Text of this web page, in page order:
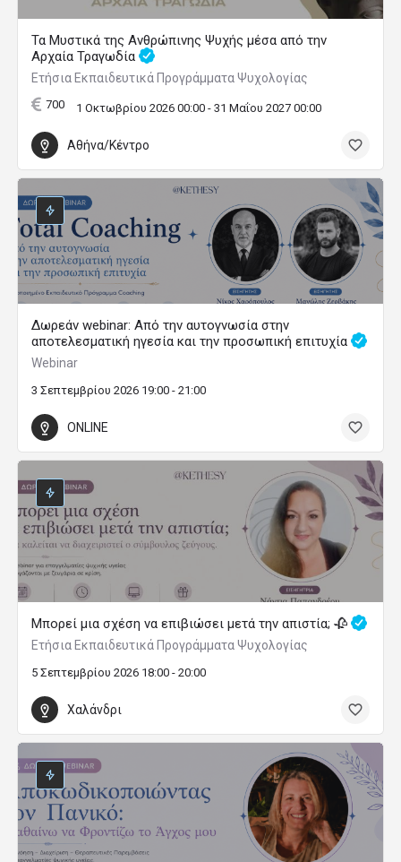
Τα Μυστικά της Ανθρώπινης Ψυχής μέσα από την
Αρχαία Τραγωδία
Ετήσια Εκπαιδευτικά Προγράμματα Ψυχολογίας
700 1 Οκτωβρίου 2026 00:00 - 31 Μαΐου 2027 00:00
Αθήνα/Κέντρο
Δωρεάν webinar: Από την αυτογνωσία στην
αποτελεσματική ηγεσία και την προσωπική επιτυχία
Webinar
3 Σεπτεμβρίου 2026 19:00 - 21:00
ONLINE
Μπορεί μια σχέση να επιβιώσει μετά την απιστία; 🥀
Ετήσια Εκπαιδευτικά Προγράμματα Ψυχολογίας
5 Σεπτεμβρίου 2026 18:00 - 20:00
Χαλάνδρι